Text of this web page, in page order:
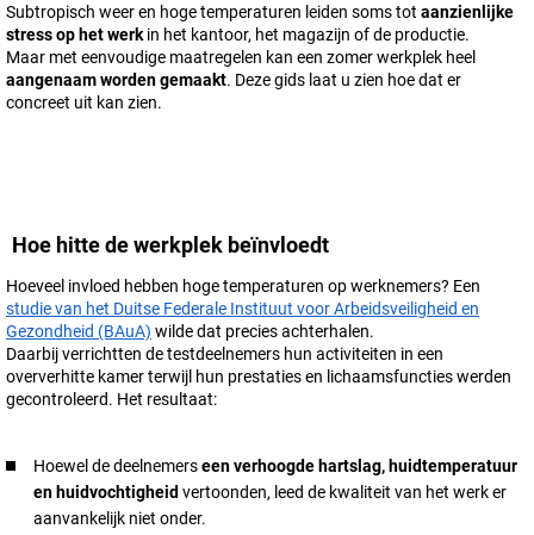
Subtropisch weer en hoge temperaturen leiden soms tot aanzienlijke
stress op het werk in het kantoor, het magazijn of de productie.
Maar met eenvoudige maatregelen kan een zomer werkplek heel
aangenaam worden gemaakt. Deze gids laat u zien hoe dat er
concreet uit kan zien.
Hoe hitte de werkplek beïnvloedt
Hoeveel invloed hebben hoge temperaturen op werknemers? Een
studie van het Duitse Federale Instituut voor Arbeidsveiligheid en
Gezondheid (BAuA) wilde dat precies achterhalen.
Daarbij verrichtten de testdeelnemers hun activiteiten in een
oververhitte kamer terwijl hun prestaties en lichaamsfuncties werden
gecontroleerd. Het resultaat:
Hoewel de deelnemerseen verhoogde hartslag, huidtemperatuur
en huidvochtigheid vertoonden, leed de kwaliteit van het werk er
aanvankelijk niet onder.